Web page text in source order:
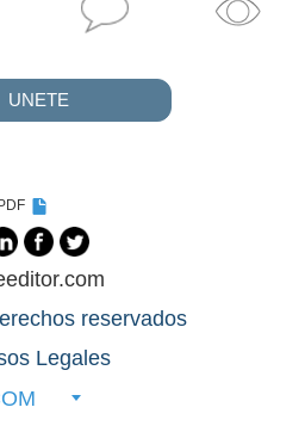
UNETE
PDF
reservados
Legales